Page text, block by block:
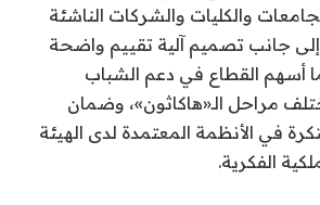
والكليات والشركات الناشئة
إلى جانب تصميم آلية تقييم واضحة
أسهم القطاع في دعم الشباب
مراحل الـ«هاكاثون»، وضمان
في الأنظمة المعتمدة لدى الهيئة
الفكرية.